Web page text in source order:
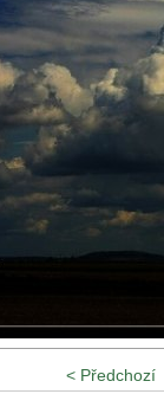
< Předchozí